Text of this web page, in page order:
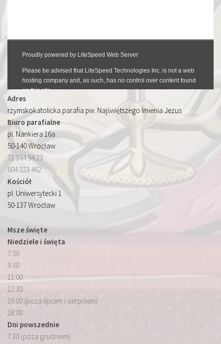
Adres
rzymskokatolicka parafia pw. Najświętszego Imienia Jezus
Biuro parafialne
pl. Nankiera 16a
50-140 Wrocław
71 344 94 23
604 323 462
Kościół
pl. Uniwersytecki 1
50-137 Wrocław
Msze święte
Niedziele i święta
7:30
9:30
11:00
12:30
16:00 (poza lipcem i sierpniem)
18:00
Dni powszednie
7:30 (poza grudniem)